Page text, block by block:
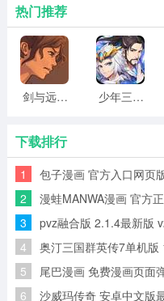
5.导入视频后，可以使
剪视频的时间长度。
6.它可以增强模糊照片
亮。
神奇消除笔测评
神奇消除笔是一款专业
视频提取、视频裁剪、
擦除对象、音频提取、
件园提供魔消笔app官
费下载使用!
热门推荐
剑与远行人全角色版 vv1.14 少年三国志2无限元宝版最新版 vv5.3.9
下载排行
1 包子漫画 官方入口网页
2 漫蛙MANWA漫画 官方
3 pvz融合版 2.1.4最新版
4 奥汀三国群英传7单机版
5 尾巴漫画 免费漫画页面
6 沙威玛传奇 安卓中文版